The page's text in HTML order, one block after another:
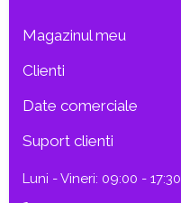
Magazinul meu
Clienti
Date comerciale
Suport clienti
Luni - Vineri: 09:00 - 17:30